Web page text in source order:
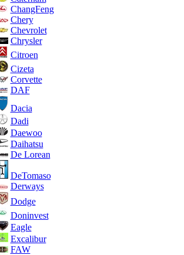
ChangFeng
Chery
Chevrolet
Chrysler
Citroen
Cizeta
Corvette
DAF
Dacia
Dadi
Daewoo
Daihatsu
De Lorean
DeTomaso
Derways
Dodge
Doninvest
Eagle
Excalibur
FAW